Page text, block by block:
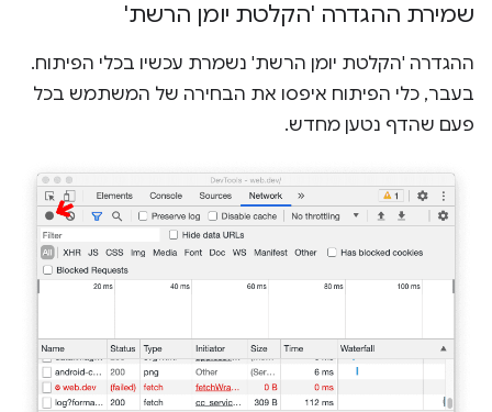
שמירת ההגדרה 'הקלטת יומן הרשת'
ההגדרה 'הקלטת יומן הרשת' נשמרת עכשיו בכלי הפיתוח.
בעבר, כלי הפיתוח איפסו את הבחירה של המשתמש בכל
פעם שהדף נטען מחדש.